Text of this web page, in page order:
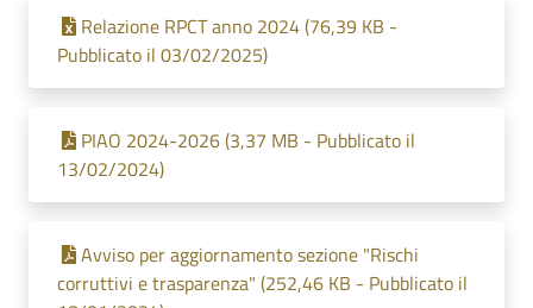
Relazione RPCT anno 2024 (76,39 KB -
Pubblicato il 03/02/2025)
PIAO 2024-2026 (3,37 MB - Pubblicato il
13/02/2024)
Avviso per aggiornamento sezione "Rischi
corruttivi e trasparenza" (252,46 KB - Pubblicato il